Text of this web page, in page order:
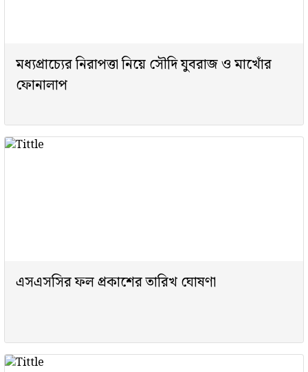
মধ্যপ্রাচ্যের নিরাপত্তা নিয়ে সৌদি যুবরাজ ও মাখোঁর
ফোনালাপ
এসএসসির ফল প্রকাশের তারিখ ঘোষণা